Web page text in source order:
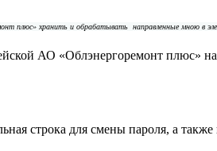
плюс» хранить и обрабатывать направленные мною в
АО «Облэнергоремонт плюс»
строка для смены пароля, а